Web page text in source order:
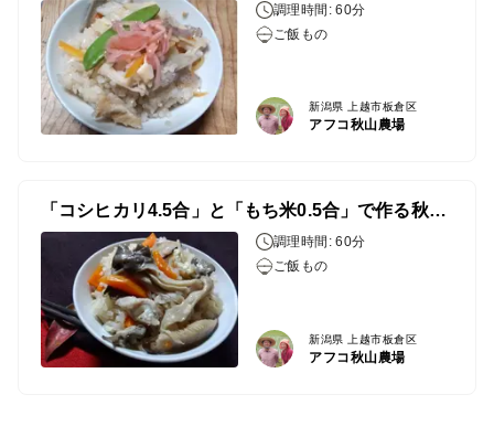
調理時間: 60分
ご飯もの
新潟県 上越市板倉区
アフコ秋山農場
「コシヒカリ4.5合」と「もち米0.5合」で作る秋のきのこごはん
調理時間: 60分
ご飯もの
新潟県 上越市板倉区
アフコ秋山農場